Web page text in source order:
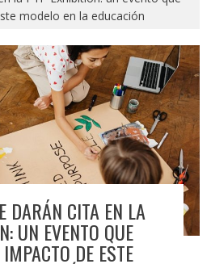
modelo en la educación
DARÁN CITA EN LA
UN EVENTO QUE
DE ESTE